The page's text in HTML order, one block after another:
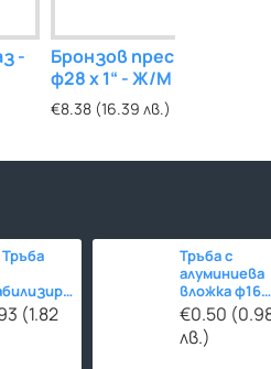
-
Бронзов прес нипел за
ф28 x 1“ - Ж/M
€8.38 (16.39 лв.)
(1.82
Тръба с
алуминиева
вложка ф16
за
инсталации
€0.50
лв.)